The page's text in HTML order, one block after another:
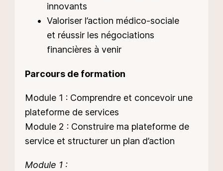
innovants
Valoriser l’action médico-sociale
et réussir les négociations
financières à venir
Parcours de formation
Module 1 : Comprendre et concevoir une
plateforme de services
Module 2 : Construire ma plateforme de
service et structurer un plan d’action
Module 1 :